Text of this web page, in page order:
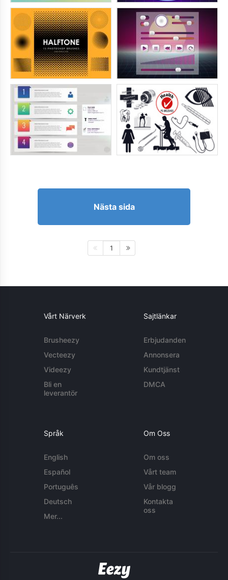
Nästa sida
1
Vårt Närverk
Brusheezy
Vecteezy
Videezy
Bli en
leverantör
Sajtlänkar
Erbjudanden
Annonsera
Kundtjänst
DMCA
Språk
English
Español
Português
Deutsch
Mer...
Om Oss
Om oss
Vårt team
Vår blogg
Kontakta
oss